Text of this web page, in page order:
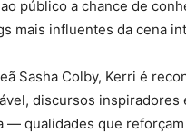
público a chance de
mais influentes da cena
Sasha Colby, Kerri é
discursos inspiradores
— qualidades que